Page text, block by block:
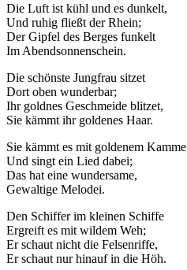
Die Luft ist kühl und es dunkelt,
Und ruhig fließt der Rhein;
Der Gipfel des Berges funkelt
Im Abendsonnenschein.
Die schönste Jungfrau sitzet
Dort oben wunderbar;
Ihr goldnes Geschmeide blitzet,
Sie kämmt ihr goldenes Haar.
Sie kämmt es mit goldenem Kamme
Und singt ein Lied dabei;
Das hat eine wundersame,
Gewaltige Melodei.
Den Schiffer im kleinen Schiffe
Ergreift es mit wildem Weh;
Er schaut nicht die Felsenriffe,
Er schaut nur hinauf in die Höh.